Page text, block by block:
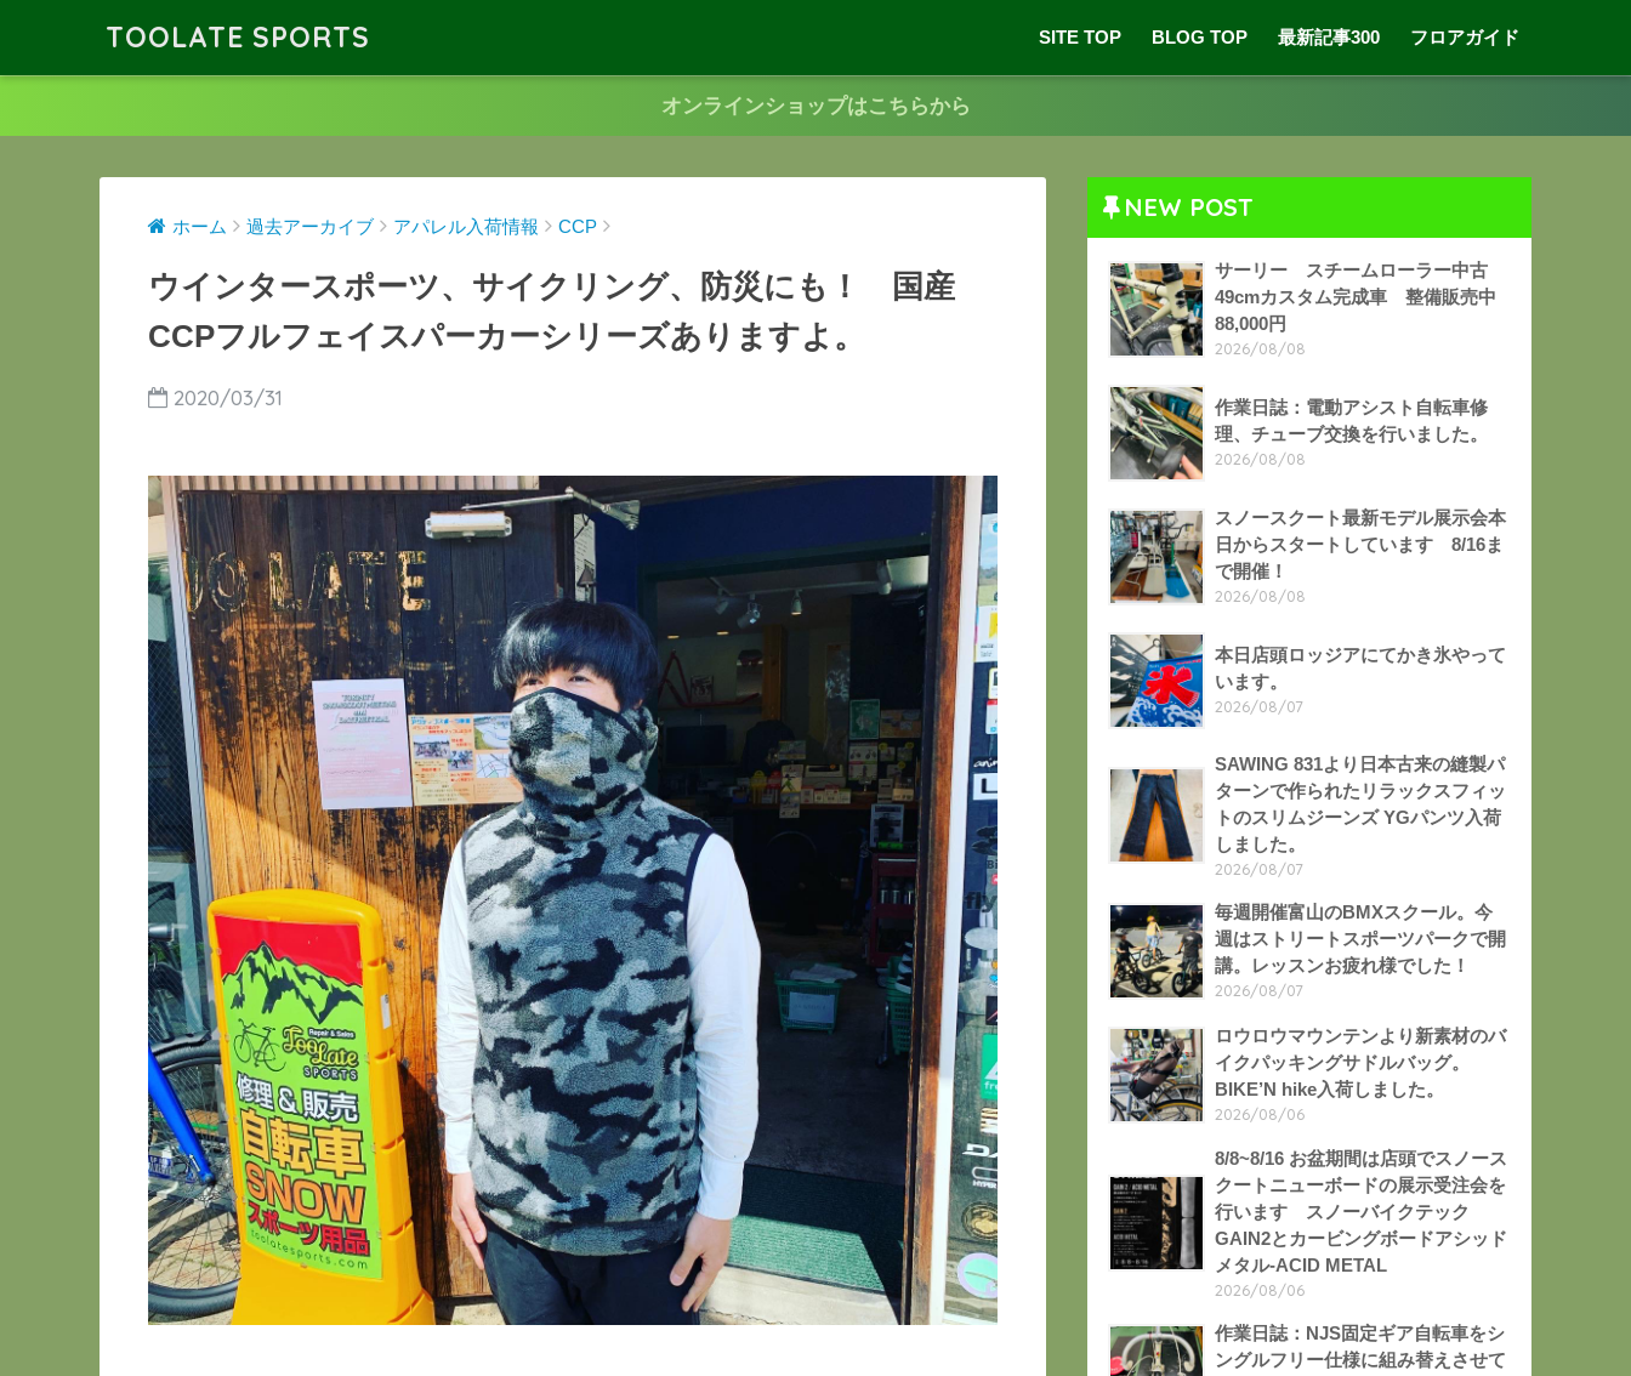
TOOLATE SPORTS SITE TOP BLOG TOP 最新記事300 フロアガイド
オンラインショップはこちらから
ホーム 過去アーカイブ アパレル入荷情報 CCP
ウインタースポーツ、サイクリング、防災にも！ 国産
CCPフルフェイスパーカーシリーズありますよ。
2020/03/31
NEW POST
サーリー スチームローラー中古
49cmカスタム完成車 整備販売中
88,000円
2026/08/08
作業日誌：電動アシスト自転車修
理、チューブ交換を行いました。
2026/08/08
スノースクート最新モデル展示会本
日からスタートしています 8/16ま
で開催！
2026/08/08
本日店頭ロッジアにてかき氷やって
います。
2026/08/07
SAWING 831より日本古来の縫製パ
ターンで作られたリラックスフィッ
トのスリムジーンズ YGパンツ入荷
しました。
2026/08/07
毎週開催富山のBMXスクール。今
週はストリートスポーツパークで開
講。レッスンお疲れ様でした！
2026/08/07
ロウロウマウンテンより新素材のバ
イクパッキングサドルバッグ。
BIKE’N hike入荷しました。
2026/08/06
8/8~8/16 お盆期間は店頭でスノース
クートニューボードの展示受注会を
行います スノーバイクテック
GAIN2とカービングボードアシッド
メタル-ACID METAL
2026/08/06
作業日誌：NJS固定ギア自転車をシ
ングルフリー仕様に組み替えさせて